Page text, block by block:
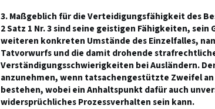
3. Maßgeblich für die Verteidigungsfähigkeit des
2 Satz 1 Nr. 3 sind seine geistigen Fähigkeiten,
weiteren konkreten Umstände des Einzelfalles,
Tatvorwurfs und die damit drohende
Verständigungsschwierigkeiten bei Ausländern.
anzunehmen, wenn tatsachengestützte Zweifel
bestehen, wobei ein Anhaltspunkt dafür auch
widersprüchliches Prozessverhalten sein kann.